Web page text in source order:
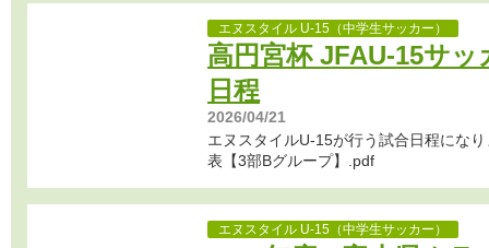
エヌスタイル U-15（中学生サッカー）
高円宮杯 JFAU-15サ
日程
2026/04/21
エヌスタイルU-15が行う試合日程にな
表【3部Bグループ】.pdf
エヌスタイル U-15（中学生サッカー）